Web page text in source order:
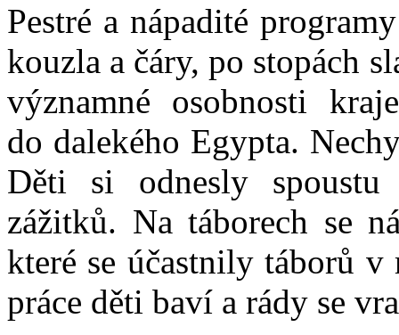
Pestré a nápadité
kouzla a čáry, po stopách
významné osobnosti
do dalekého Egypta.
Děti si odnesly spoustu
zážitků. Na táborech se
které se účastnily táborů v
práce děti baví a rády se